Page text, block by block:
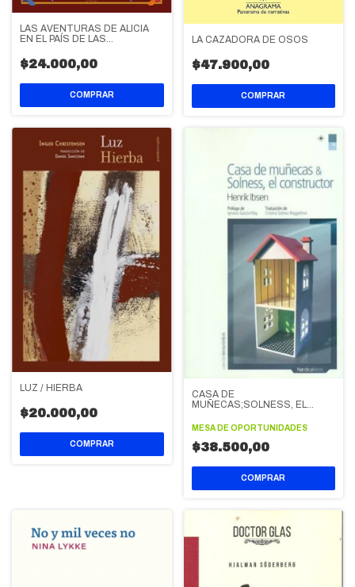
LAS AVENTURAS DE ALICIA
EN EL PAÍS DE LAS
$24.000,00
LA CAZADORA DE OSOS
$47.900,00
LUZ / HIERBA
$20.000,00
CASA DE
MUÑECAS;SOLNESS, EL
MESA DE OPORTUNIDADES
$38.500,00